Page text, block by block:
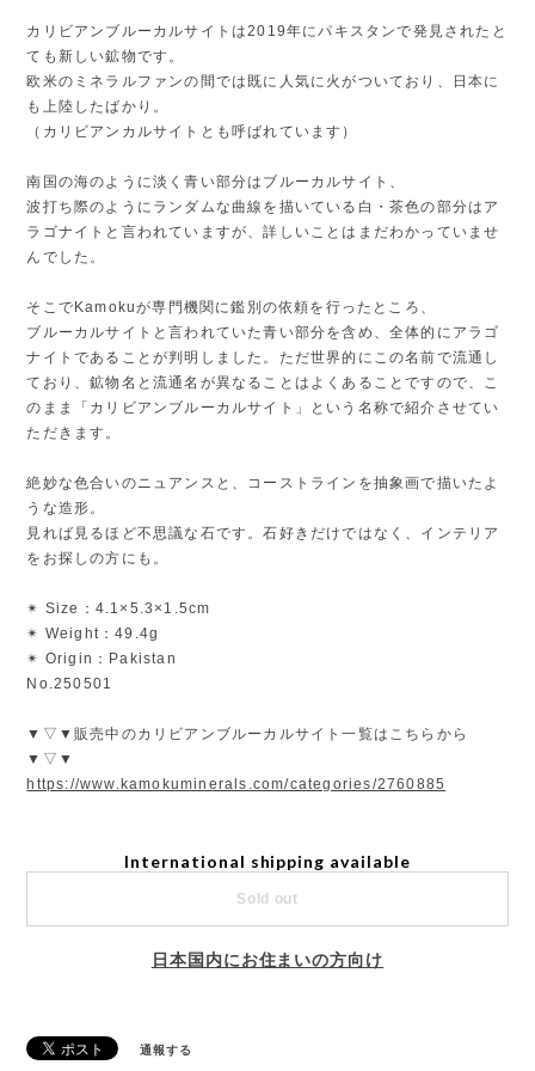
カリビアンブルーカルサイトは2019年にパキスタンで発見されたと
ても新しい鉱物です。
欧米のミネラルファンの間では既に人気に火がついており、日本に
も上陸したばかり。
（カリビアンカルサイトとも呼ばれています）
南国の海のように淡く青い部分はブルーカルサイト、
波打ち際のようにランダムな曲線を描いている白・茶色の部分はア
ラゴナイトと言われていますが、詳しいことはまだわかっていませ
んでした。
そこでKamokuが専門機関に鑑別の依頼を行ったところ、
ブルーカルサイトと言われていた青い部分を含め、全体的にアラゴ
ナイトであることが判明しました。ただ世界的にこの名前で流通し
ており、鉱物名と流通名が異なることはよくあることですので、こ
のまま「カリビアンブルーカルサイト」という名称で紹介させてい
ただきます。
絶妙な色合いのニュアンスと、コーストラインを抽象画で描いたよ
うな造形。
見れば見るほど不思議な石です。石好きだけではなく、インテリア
をお探しの方にも。
✴︎ Size：4.1×5.3×1.5cm
✴︎ Weight：49.4g
✴︎ Origin：Pakistan
No.250501
▼▽▼販売中のカリビアンブルーカルサイト一覧はこちらから
▼▽▼
https://www.kamokuminerals.com/categories/2760885
International shipping available
Sold out
日本国内にお住まいの方向け
通報する